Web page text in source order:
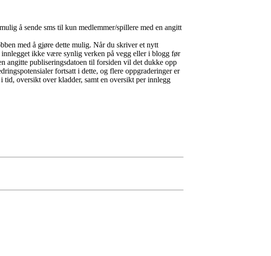
å sende sms til kun medlemmer/spillere med en angitt
med å gjøre dette mulig. Når du skriver et nytt
ikke være synlig verken på vegg eller i blogg før
angitte publiseringsdatoen til forsiden vil det dukke opp
fortsatt i dette, og flere oppgraderinger er
tid, oversikt over kladder, samt en oversikt per innlegg